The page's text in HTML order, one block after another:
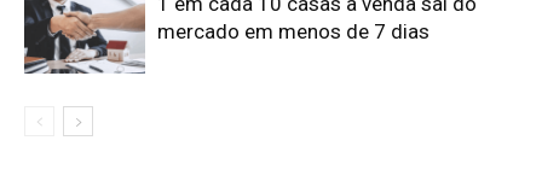
mercado em menos de 7 dias